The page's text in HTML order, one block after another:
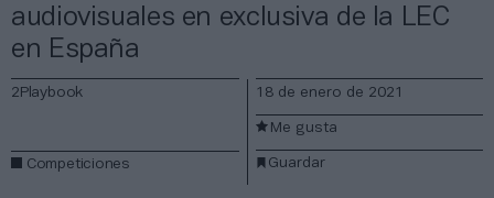
audiovisuales en exclusiva de la LEC
en España
2Playbook
Competiciones
18 de enero de 2021
Guardar
Me gusta